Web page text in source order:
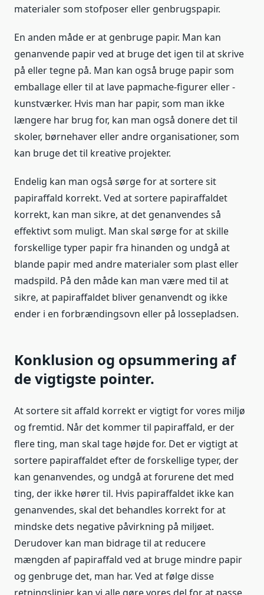
materialer som stofposer eller genbrugspapir.
En anden måde er at genbruge papir. Man kan
genanvende papir ved at bruge det igen til at skrive
på eller tegne på. Man kan også bruge papir som
emballage eller til at lave papmache-figurer eller -
kunstværker. Hvis man har papir, som man ikke
længere har brug for, kan man også donere det til
skoler, børnehaver eller andre organisationer, som
kan bruge det til kreative projekter.
Endelig kan man også sørge for at sortere sit
papiraffald korrekt. Ved at sortere papiraffaldet
korrekt, kan man sikre, at det genanvendes så
effektivt som muligt. Man skal sørge for at skille
forskellige typer papir fra hinanden og undgå at
blande papir med andre materialer som plast eller
madspild. På den måde kan man være med til at
sikre, at papiraffaldet bliver genanvendt og ikke
ender i en forbrændingsovn eller på lossepladsen.
Konklusion og opsummering af
de vigtigste pointer.
At sortere sit affald korrekt er vigtigt for vores miljø
og fremtid. Når det kommer til papiraffald, er der
flere ting, man skal tage højde for. Det er vigtigt at
sortere papiraffaldet efter de forskellige typer, der
kan genanvendes, og undgå at forurene det med
ting, der ikke hører til. Hvis papiraffaldet ikke kan
genanvendes, skal det behandles korrekt for at
mindske dets negative påvirkning på miljøet.
Derudover kan man bidrage til at reducere
mængden af papiraffald ved at bruge mindre papir
og genbruge det, man har. Ved at følge disse